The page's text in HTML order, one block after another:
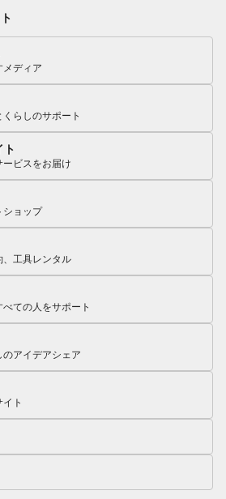
メディア
らしのサポート
ト
ビスをお届け
ショップ
、工具レンタル
ての人をサポート
アイデアシェア
ト